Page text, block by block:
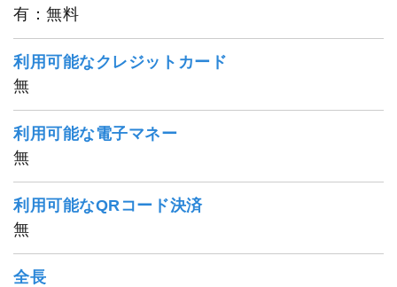
有：無料
利用可能なクレジットカード
無
利用可能な電子マネー
無
利用可能なQRコード決済
無
全長
新勝丸